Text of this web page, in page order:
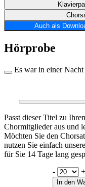
Auch als
Hörprobe
Es war in einer
Passt dieser Titel zu
Chormitglieder aus und
Möchten Sie den
nutzen Sie einfach
für Sie 14 Tage lang
-
+
In den